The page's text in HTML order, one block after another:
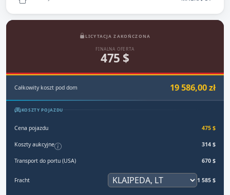
LICYTACJA ZAKOŃCZONA
FINALNA OFERTA
475 $
Całkowity koszt pod dom 19 586,00 zł
KOSZTY POJAZDU
Cena pojazdu 475 $
Koszty aukcyjne 314 $
Transport do portu (USA) 670 $
Fracht 1 585 $